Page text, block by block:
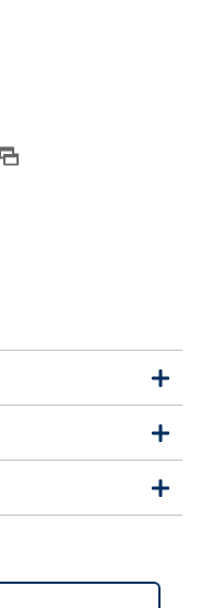
打
开
关
闭
打
开
关
闭
打
开
关
闭